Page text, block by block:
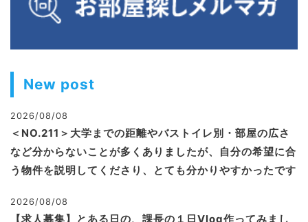
New post
2026/08/08
＜NO.211＞大学までの距離やバストイレ別・部屋の広さ
など分からないことが多くありましたが、自分の希望に合
う物件を説明してくださり、とても分かりやすかったです
2026/08/08
【求人募集】とある日の、課長の１日Vlog作ってみまし